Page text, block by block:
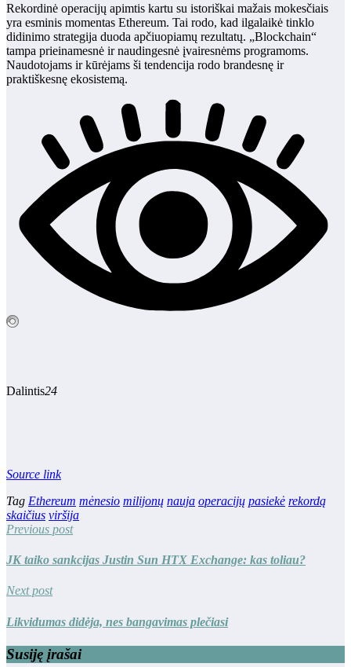
Rekordinė operacijų apimtis kartu su istoriškai mažais mokesčiais
yra esminis momentas Ethereum. Tai rodo, kad ilgalaikė tinklo
didinimo strategija duoda apčiuopiamų rezultatų. „Blockchain“
tampa prieinamesnė ir naudingesnė įvairesnėms programoms.
Naudotojams ir kūrėjams ši tendencija rodo brandesnę ir
praktiškesnę ekosistemą.
Dalintis24
Source link
Tag Ethereum mėnesio milijonų nauja operacijų pasiekė rekordą
skaičius viršija
Previous post
JK taiko sankcijas Justin Sun HTX Exchange: kas toliau?
Next post
Likvidumas didėja, nes bangavimas plečiasi
Susiję įrašai